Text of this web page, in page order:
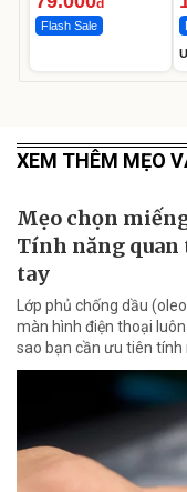
Flash Sale
XEM THÊM MẸO
Mẹo chọn
Tính năng quan
tay
Lớp phủ chống dầu
màn hình điện thoại
sao bạn cần ưu tiên tính